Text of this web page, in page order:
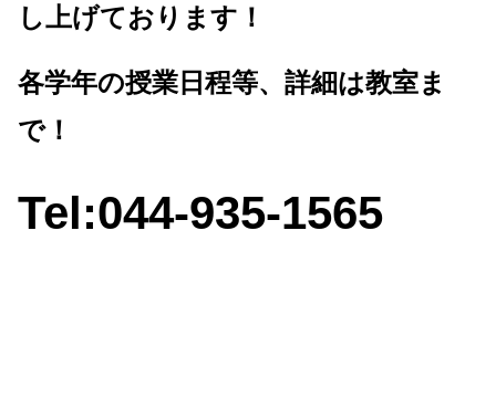
し上げております！
各学年の授業日程等、詳細は教室ま
で！
Tel:044-935-1565